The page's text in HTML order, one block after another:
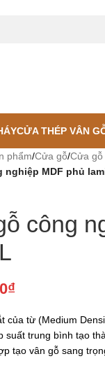
CỬA THÉP VÂN
phẩm/Cửa gỗ/Cửa gỗ
nghiệp MDF phủ
công
₫
của từ (Medium
suất trung bình tạo
tạo vân gỗ sang